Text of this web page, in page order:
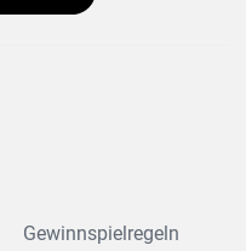
Gewinnspielregeln